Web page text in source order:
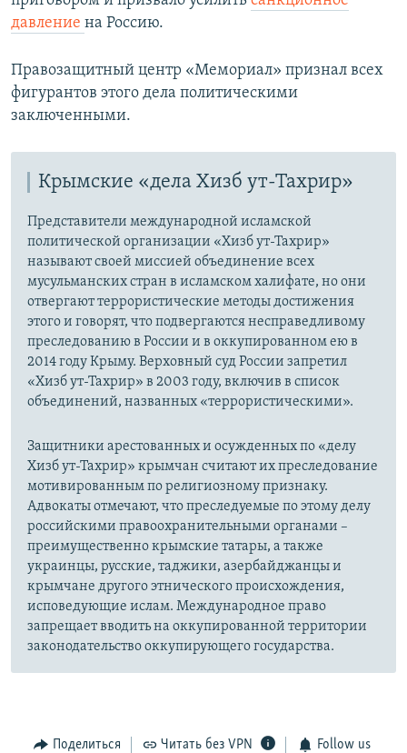
давление на Россию.
Правозащитный центр «Мемориал» признал всех
фигурантов этого дела политическими
заключенными.
Крымские «дела Хизб ут-Тахрир»
Представители международной исламской
политической организации «Хизб ут-Тахрир»
называют своей миссией объединение всех
мусульманских стран в исламском халифате, но они
отвергают террористические методы достижения
этого и говорят, что подвергаются несправедливому
преследованию в России и в оккупированном ею в
2014 году Крыму. Верховный суд России запретил
«Хизб ут-Тахрир» в 2003 году, включив в список
объединений, названных «террористическими».
Защитники арестованных и осужденных по «делу
Хизб ут-Тахрир» крымчан считают их преследование
мотивированным по религиозному признаку.
Адвокаты отмечают, что преследуемые по этому делу
российскими правоохранительными органами –
преимущественно крымские татары, а также
украинцы, русские, таджики, азербайджанцы и
крымчане другого этнического происхождения,
исповедующие ислам. Международное право
запрещает вводить на оккупированной территории
законодательство оккупирующего государства.
Поделиться Читать без VPN Follow us